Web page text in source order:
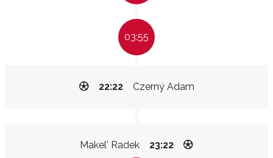
03:55
Czerný Adam
22:22
Makel' Radek 23:22